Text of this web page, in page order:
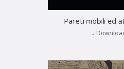
Pareti mobili ed
↓